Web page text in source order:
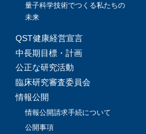
量子科学技術でつくる私たちの
未来
QST健康経営宣言
中長期目標・計画
公正な研究活動
臨床研究審査委員会
情報公開
情報公開請求手続について
公開事項